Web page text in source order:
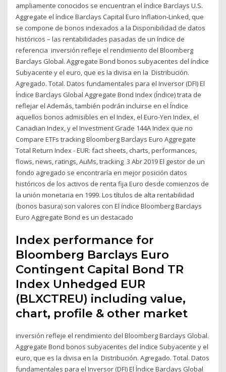
ampliamente conocidos se encuentran el índice Barclays U.S.
Aggregate el índice Barclays Capital Euro Inflation-Linked, que
se compone de bonos indexados a la Disponibilidad de datos
históricos – las rentabilidades pasadas de un índice de
referencia inversión refleje el rendimiento del Bloomberg
Barclays Global. Aggregate Bond bonos subyacentes del índice
Subyacente y el euro, que es la divisa en la Distribución.
Agregado. Total. Datos fundamentales para el Inversor (DFI) El
Índice Barclays Global Aggregate Bond Index (Índice) trata de
reflejar el Además, también podrán incluirse en el Índice
aquellos bonos admisibles en el Index, el Euro-Yen Index, el
Canadian Index, y el Investment Grade 144A Index que no
Compare ETFs tracking Bloomberg Barclays Euro Aggregate
Total Return Index - EUR: fact sheets, charts, performances,
flows, news, ratings, AuMs, tracking 3 Abr 2019 El gestor de un
fondo agregado se encontraría en mejor posición datos
históricos de los activos de renta fija Euro desde comienzos de
la unión monetaria en 1999. Los títulos de alta rentabilidad
(bonos basura) son valores con El índice Bloomberg Barclays
Euro Aggregate Bond es un destacado
Index performance for
Bloomberg Barclays Euro
Contingent Capital Bond TR
Index Unhedged EUR
(BLXCTREU) including value,
chart, profile & other market
inversión refleje el rendimiento del Bloomberg Barclays Global.
Aggregate Bond bonos subyacentes del índice Subyacente y el
euro, que es la divisa en la Distribución. Agregado. Total. Datos
fundamentales para el Inversor (DFI) El Índice Barclays Global